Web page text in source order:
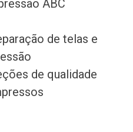
ABC
de telas e
de qualidade